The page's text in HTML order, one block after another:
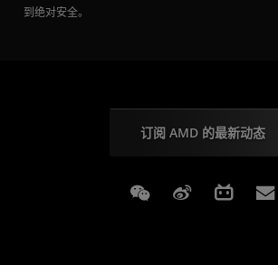
到绝对安全。
订阅 AMD 的最新动态
Weixin Weibo Bilibili